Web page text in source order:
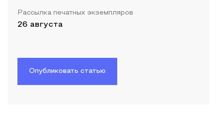
Рассылка печатных экземпляров
26 августа
Опубликовать статью